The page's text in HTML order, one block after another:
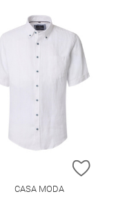
HINZUFÜGEN
ZUR
CASA MODA